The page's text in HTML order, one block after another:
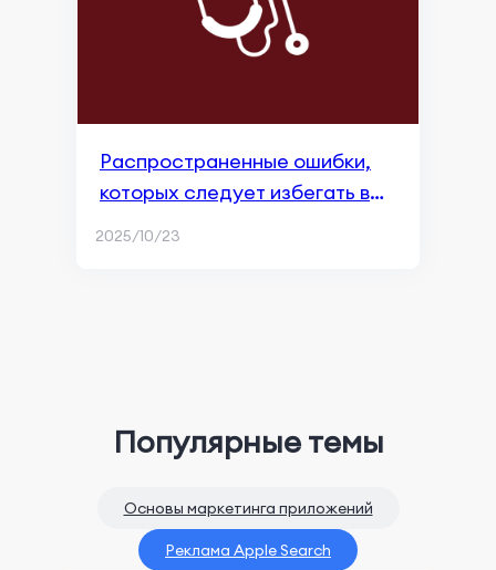
Распространенные ошибки,
которых следует избегать в
2025/10/23
Популярные темы
Основы маркетинга приложений
Реклама Apple Search